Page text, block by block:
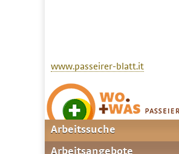
www.passeirer-blatt.it